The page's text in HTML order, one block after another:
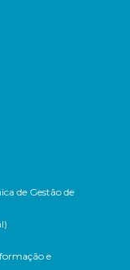
de Gestão de
e